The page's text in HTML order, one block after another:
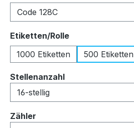
Etiketten/Rolleauswählen
1000 Etiketten
500 Etiketten
Stellenanzahlauswählen
Zähler